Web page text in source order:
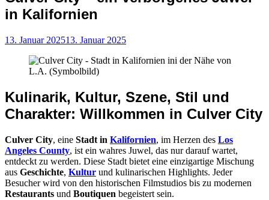
in Kalifornien
13. Januar 202513. Januar 2025
Kulinarik, Kultur, Szene, Stil und
Charakter: Willkommen in Culver City
Culver City, eine Stadt in Kalifornien, im Herzen des Los
Angeles County, ist ein wahres Juwel, das nur darauf wartet,
entdeckt zu werden. Diese Stadt bietet eine einzigartige Mischung
aus Geschichte, Kultur und kulinarischen Highlights. Jeder
Besucher wird von den historischen Filmstudios bis zu modernen
Restaurants und Boutiquen begeistert sein.